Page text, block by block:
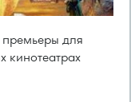
для
кинотеатрах